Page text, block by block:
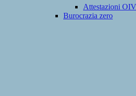
Attestazioni
Burocrazia zero